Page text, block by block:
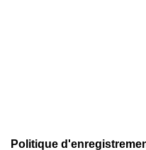
Politique